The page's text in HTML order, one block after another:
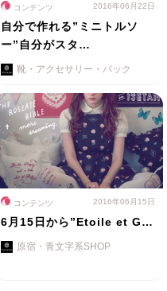
コンテンツ 2016年06月22日
自分で作れる”ミニトルソ
ー”自分がスタ…
靴・アクセサリー・バック
コンテンツ 2016年06月15日
6月15日から”Etoile et G…
原宿・青文字系SHOP